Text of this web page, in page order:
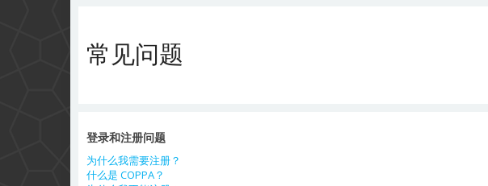
常见问题
登录和注册问题
为什么我需要注册？
什么是 COPPA？